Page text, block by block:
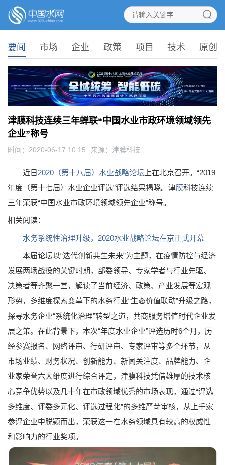
要闻 市场 企业 政策 项目 技术 原创
津膜科技连续三年蝉联“中国水业市政环境领域领先
企业”称号
时间：2020-06-17 10:15 来源： 津膜科技
近日 2020（第十八届）水业战略论坛 上在北京召开。“2019
年度（第十七届）水业企业评选”评选结果揭晓。津膜科技连续
三年荣获“中国水业市政环境领域领先企业”称号。
相关阅读：
水务系统性治理升级，2020水业战略论坛在京正式开幕
本届论坛以“迭代创新共生未来”为主题，在疫情防控与经济
发展两场战役的关键时期，部委领导、专家学者与行业先驱、
决策者等齐聚一堂，解读了当前经济、政策、产业发展等宏观
形势，多维度探索变革下的水务行业“生态价值联动”升级之路，
探寻水务企业“系统化治理”转型之道，共商服务增值时代企业发
展之策。在此背景下，本次“年度水业企业”评选历时6个月，历
经参赛报名、网络评审、行研评审、专家评审等多个环节，从
市场业绩、财务状况、创新能力、新闻关注度、品牌能力、企
业家荣誉六大维度进行综合评定，津膜科技凭借雄厚的技术核
心竞争优势以及几十年在市政领域优秀的市场表现，通过“评选
多维度、评委多元化、评选过程化”的多维严苛审核，从上千家
参评企业中脱颖而出，荣获这一在水务领域具有较高的权威性
和影响力的行业奖项。